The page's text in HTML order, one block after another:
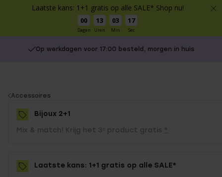
Laatste kans: 1+1 gratis op alle SALE* Shop nu!
00
Dagen
13
Uren
03
Min
17
Sec
Op werkdagen voor 17:00 besteld, morgen in huis
You
are
here:
Accessoires
Bijoux 2+1
Mix & match! Krijg het 3ᵉ product gratis *
Laatste kans: 1+1 gratis op alle SALE*